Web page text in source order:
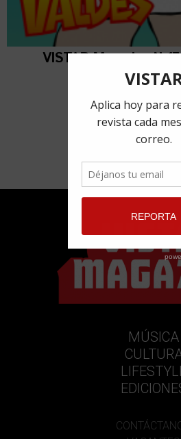
VISTAR Magazine
1 agosto, 2015 porAna
MÚSICA